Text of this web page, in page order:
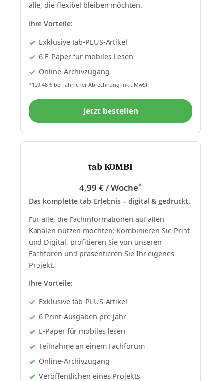
alle, die flexibel bleiben möchten.
Ihre Vorteile:
Exklusive tab-PLUS-Artikel
6 E-Paper für mobiles Lesen
Online-Archivzugang
*129,48 € bei jährlicher Abrechnung inkl. MwSt.
Jetzt bestellen
tab KOMBI
4,99 € / Woche*
Das komplette tab-Erlebnis – digital & gedruckt.
Für alle, die Fachinformationen auf allen
Kanälen nutzen möchten: Kombinieren Sie Print
und Digital, profitieren Sie von unseren
Fachforen und präsentieren Sie Ihr eigenes
Projekt.
Ihre Vorteile:
Exklusive tab-PLUS-Artikel
6 Print-Ausgaben pro Jahr
E-Paper für mobiles lesen
Teilnahme an einem Fachforum
Online-Archivzugang
Veröffentlichen eines Projekts